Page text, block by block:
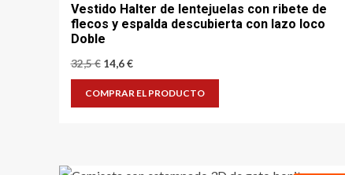
Vestido Halter de lentejuelas con ribete de
flecos y espalda descubierta con lazo loco
Doble
32,5€ El
original
14,6€El
actual
COMPRAR EL PRODUCTO